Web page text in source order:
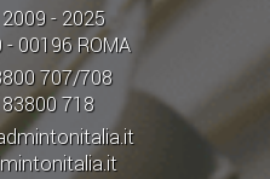
- 2025
00196 ROMA
707/708
718